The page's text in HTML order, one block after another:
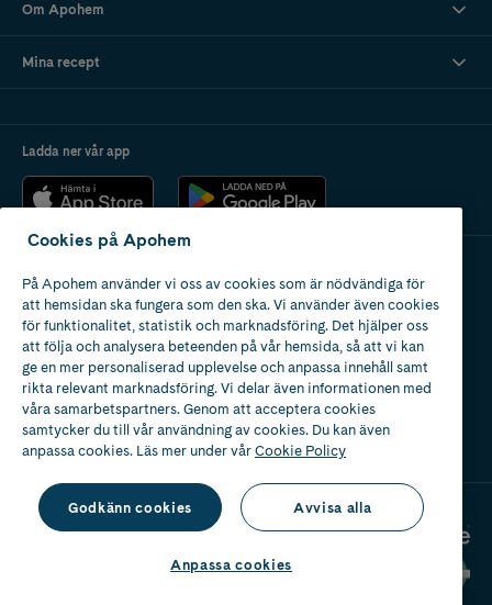
Om Apohem
Mina recept
Ladda ner vår app
Apotek med tillstånd
av Läkemedelsverket
Cookies på Apohem
På Apohem använder vi oss av cookies som är nödvändiga för
att hemsidan ska fungera som den ska. Vi använder även cookies
för funktionalitet, statistik och marknadsföring. Det hjälper oss
att följa och analysera beteenden på vår hemsida, så att vi kan
ge en mer personaliserad upplevelse och anpassa innehåll samt
rikta relevant marknadsföring. Vi delar även informationen med
våra samarbetspartners. Genom att acceptera cookies
samtycker du till vår användning av cookies. Du kan även
anpassa cookies. Läs mer under vårCookie Policy
Godkänn cookies Avvisa alla
Anpassa cookies